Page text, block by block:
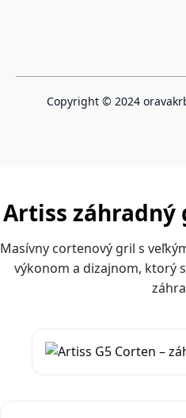
Copyright © 2024
Artiss záhradný
Masívny cortenový gril s
výkonom a dizajnom, ktorý